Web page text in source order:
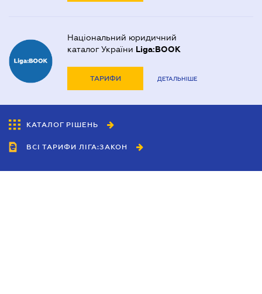
Національний юридичний
каталог України Liga:BOOK
ТАРИФИ ДЕТАЛЬНІШЕ
КАТАЛОГ РІШЕНЬ
ВСІ ТАРИФИ ЛІГА:ЗАКОН